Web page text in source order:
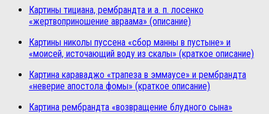
Картины тициана, рембрандта и а. п. лосенко
«жертвоприношение авраама» (описание)
Картины николы пуссена «сбор манны в пустыне» и
«моисей, источающий воду из скалы» (краткое описание)
Картина караваджо «трапеза в эммаусе» и рембрандта
«неверие апостола фомы» (краткое описание)
Картина рембрандта «возвращение блудного сына»